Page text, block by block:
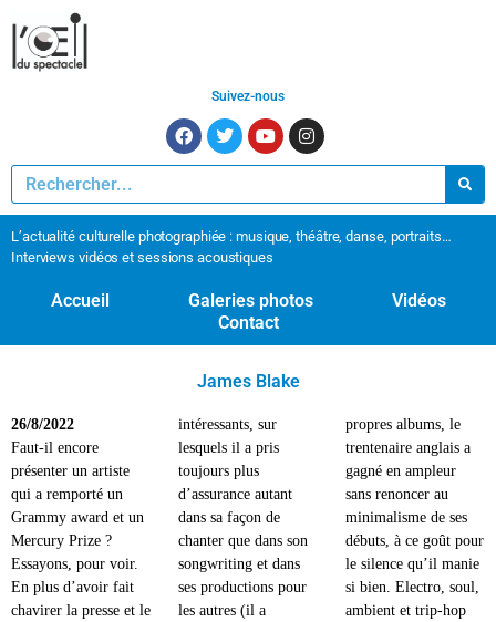
Suivez-nous
L’actualité culturelle photographiée : musique, théâtre, danse, portraits…
Interviews vidéos et sessions acoustiques
Accueil Galeries photos
Vidéos
Contact
James Blake
26/8/2022
Faut-il encore
présenter un artiste
qui a remporté un
Grammy award et un
Mercury Prize ?
Essayons, pour voir.
En plus d’avoir fait
chavirer la presse et le
intéressants, sur
lesquels il a pris
toujours plus
d’assurance autant
dans sa façon de
chanter que dans son
songwriting et dans
ses productions pour
les autres (il a
propres albums, le
trentenaire anglais a
gagné en ampleur
sans renoncer au
minimalisme de ses
débuts, à ce goût pour
le silence qu’il manie
si bien. Electro, soul,
ambient et trip-hop